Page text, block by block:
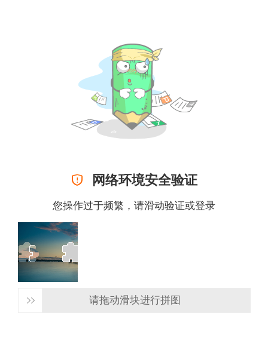
 网络环境安全验证
您操作过于频繁，请滑动验证或登录
请拖动滑块进行拼图